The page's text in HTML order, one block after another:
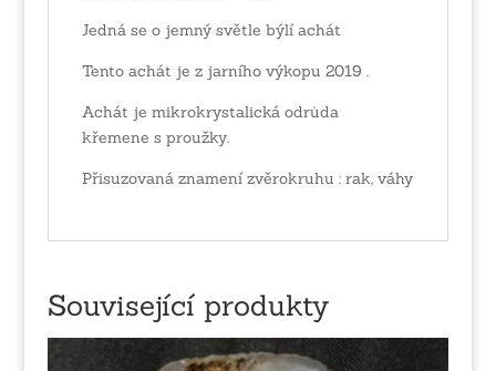
Jedná se o jemný světle býlí achát
Tento achát je z jarního výkopu 2019 .
Achát je mikrokrystalická odrůda
křemene s proužky.
Přisuzovaná znamení zvěrokruhu : rak, váhy
Související produkty